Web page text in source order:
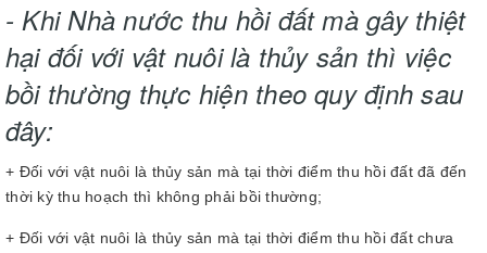
- Khi Nhà nước thu hồi đất mà gây thiệt
hại đối với vật nuôi là thủy sản thì việc
bồi thường thực hiện theo quy định sau
đây:
+ Đối với vật nuôi là thủy sản mà tại thời điểm thu hồi đất đã đến
thời kỳ thu hoạch thì không phải bồi thường;
+ Đối với vật nuôi là thủy sản mà tại thời điểm thu hồi đất chưa